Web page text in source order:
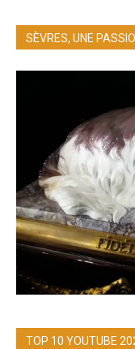
SÈVRES, UNE
TOP 10 YOUTUBE